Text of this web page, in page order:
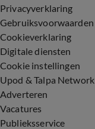
Privacyverklaring
Gebruiksvoorwaarden
Cookieverklaring
Digitale diensten
Cookie instellingen
Upod & Talpa Network
Adverteren
Vacatures
Publieksservice